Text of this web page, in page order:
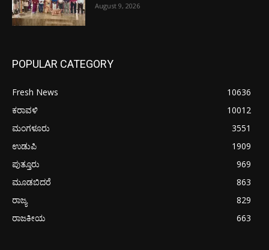
August 9, 2026
POPULAR CATEGORY
Fresh News
10636
ಕರಾವಳಿ
10012
ಮಂಗಳೂರು
3551
ಉಡುಪಿ
1909
ಪುತ್ತೂರು
969
ಮೂಡಬಿದರೆ
863
ರಾಜ್ಯ
829
ರಾಜಕೀಯ
663